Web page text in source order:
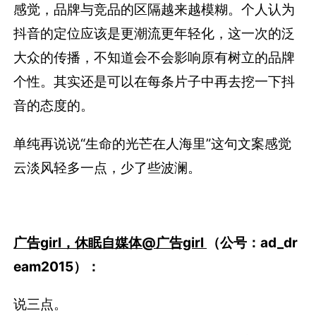
感觉，品牌与竞品的区隔越来越模糊。个人认为
抖音的定位应该是更潮流更年轻化，这一次的泛
大众的传播，不知道会不会影响原有树立的品牌
个性。其实还是可以在每条片子中再去挖一下抖
音的态度的。
单纯再说说“生命的光芒在人海里”这句文案感觉
云淡风轻多一点，少了些波澜。
广告girl，休眠自媒体@广告girl
（公号：ad_dr
eam2015）：
说三点。